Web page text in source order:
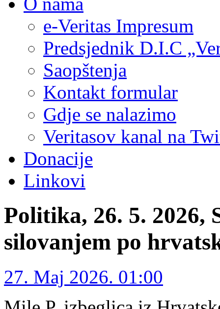
e-Veritas Impresum
Predsjednik D.I.C
Saopštenja
Kontakt formular
Gdje se nalazimo
Veritasov kanal na
Donacije
Linkovi
Politika, 26. 5. 2026,
silovanjem po
27. Maj 2026. 01:00